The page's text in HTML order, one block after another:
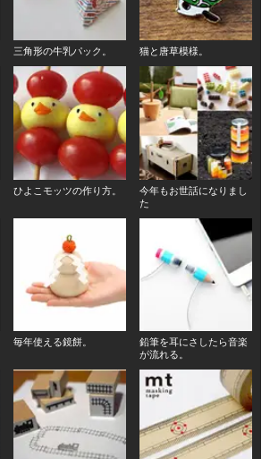
三角形の牛乳パック。 猫と唐草模様。
ひよこモッツの作り方。
今年もお世話になりまし
た
毎年使える鏡餅。
鉛筆を耳にさしたら音楽
が流れる。